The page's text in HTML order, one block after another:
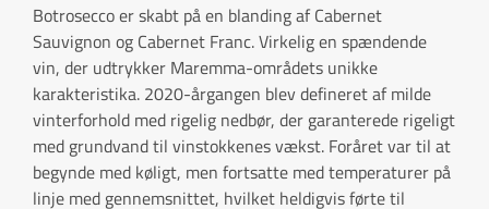
Botrosecco er skabt på en blanding af Cabernet
Sauvignon og Cabernet Franc. Virkelig en spændende
vin, der udtrykker Maremma-områdets unikke
karakteristika. 2020-årgangen blev defineret af milde
vinterforhold med rigelig nedbør, der garanterede rigeligt
med grundvand til vinstokkenes vækst. Foråret var til at
begynde med køligt, men fortsatte med temperaturer på
linje med gennemsnittet, hvilket heldigvis førte til